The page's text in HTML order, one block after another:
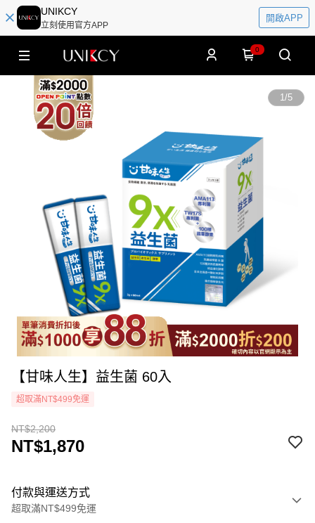
UNIKCY
立刻使用官方APP
開啟APP
0
1/5
【甘味人生】益生菌 60入
超取滿NT$499免運
NT$2,200
NT$1,870
付款與運送方式
超取滿NT$499免運